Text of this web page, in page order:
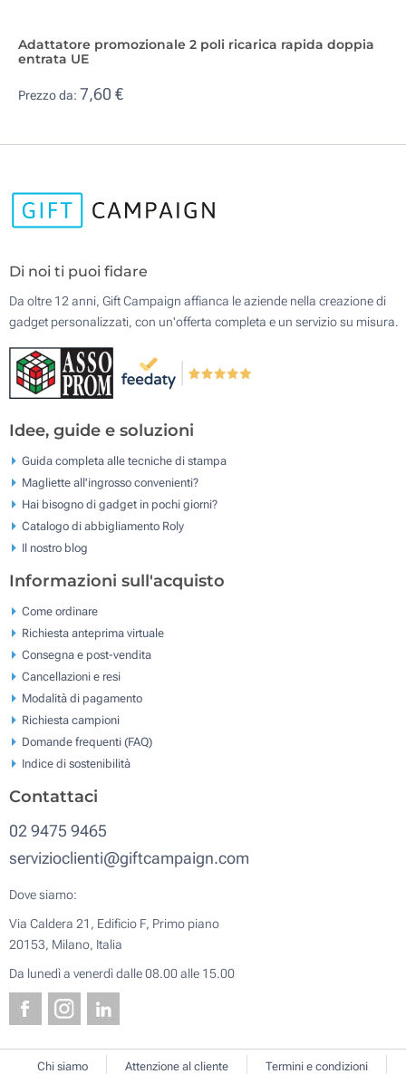
Adattatore promozionale 2 poli ricarica rapida doppia
entrata UE
Prezzo da: 7,60 €
Di noi ti puoi fidare
Da oltre 12 anni, Gift Campaign affianca le aziende nella creazione di
gadget personalizzati, con un'offerta completa e un servizio su misura.
Idee, guide e soluzioni
Guida completa alle tecniche di stampa
Magliette all'ingrosso convenienti?
Hai bisogno di gadget in pochi giorni?
Catalogo di abbigliamento Roly
Il nostro blog
Informazioni sull'acquisto
Come ordinare
Richiesta anteprima virtuale
Consegna e post-vendita
Cancellazioni e resi
Modalità di pagamento
Richiesta campioni
Domande frequenti (FAQ)
Indice di sostenibilità
Contattaci
02 9475 9465
servizioclienti@giftcampaign.com
Dove siamo:
Via Caldera 21, Edificio F, Primo piano
20153, Milano, Italia
Da lunedì a venerdì dalle 08.00 alle 15.00
Chi siamo Attenzione al cliente Termini e condizioni